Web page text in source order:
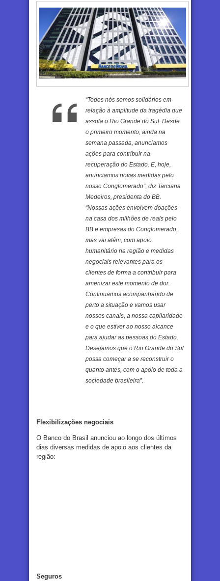
“Todos nós somos solidários em
relação à amplitude da tragédia que
assola o Rio Grande do Sul. Desde
o primeiro momento, ainda na
semana passada, anunciamos
ações para contribuir na
recuperação do Estado. E, hoje,
anunciamos novas medidas pelo
nosso Conglomerado”, diz Tarciana
Medeiros, presidenta do BB.
“Nossas ações envolvem doações
na casa dos milhões de reais pelo
BB e empresas do Conglomerado,
mas vai além, com apoio
humanitário na região e medidas
negociais relevantes para os
clientes de forma a contribuir para
amenizar este momento de dor.
Continuamos acompanhando de
perto a situação e vamos usar
nossos canais, a nossa capilaridade
e o que estiver ao nosso alcance
para ajudar as pessoas do Estado.
Desejamos que o Rio Grande do Sul
possa começar a se reconstruir o
quanto antes, com o apoio de toda a
sociedade brasileira”.
Flexibilizações negociais
O Banco do Brasil anunciou ao longo dos últimos
dias diversas medidas de apoio aos clientes da
região:
Seguros